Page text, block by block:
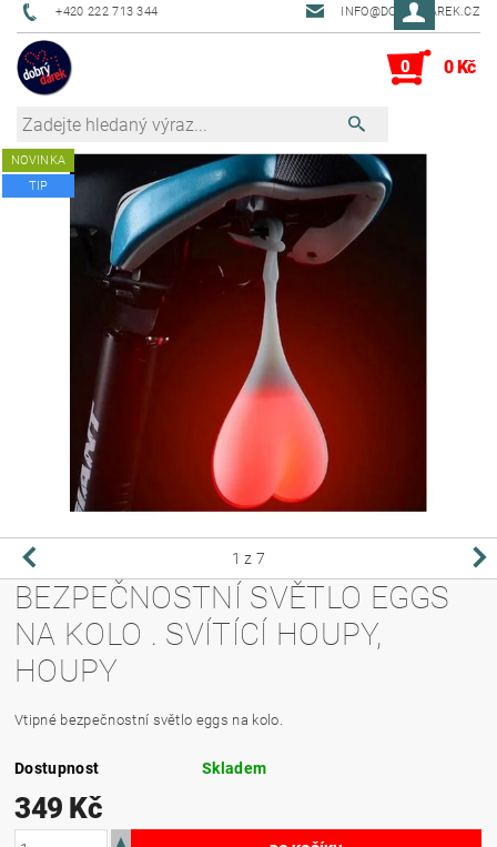
+420 222 713 344 INFO@DOBRYDAREK.CZ
0 0 Kč
NOVINKA
TIP
1 z 7
BEZPEČNOSTNÍ SVĚTLO EGGS
NA KOLO . SVÍTÍCÍ HOUPY,
HOUPY
Vtipné bezpečnostní světlo eggs na kolo.
Dostupnost Skladem
349 Kč